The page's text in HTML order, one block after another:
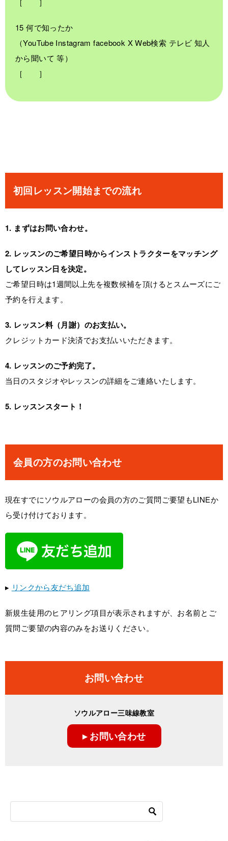
15 何で知ったか
（YouTube Instagram facebook X Web検索 テレビ 知人
から聞いて 等）
［ ］
初回レッスン開始までの流れ
1. まずはお問い合わせ。
2. レッスンのご希望日時からインストラクターをマッチング
してレッスン日を決定。
ご希望日時は1週間以上先を複数候補を頂けるとスムーズにご
予約を行えます。
3. レッスン料（月謝）のお支払い。
クレジットカード決済でお支払いいただきます。
4. レッスンのご予約完了。
当日のスタジオやレッスンの詳細をご連絡いたします。
5. レッスンスタート！
会員の方のお問い合わせ
現在すでにソウルアローの会員の方のご質問ご要望もLINEか
ら受け付けております。
▸ リンクから友だち追加
新規生徒用のヒアリング項目が表示されますが、お名前とご
質問ご要望の内容のみをお送りください。
お問い合わせ
ソウルアロー三味線教室
▸ お問い合わせ